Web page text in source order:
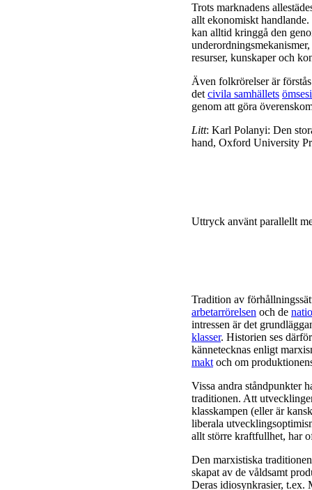
Trots marknadens
allt ekonomiskt
kan alltid kringgå den
resurser, kunskaper och
Även folkrörelser är
det civila samhällets
genom att göra
Litt: Karl Polanyi: Den
hand, Oxford University
Uttryck använt parallellt
Tradition av
arbetarrörelsen och de
intressen är det
klasser. Historien ses
kännetecknas enligt
makt och om
Vissa andra ståndpunkter
traditionen. Att
klasskampen (eller är
liberala
allt större kraftfullhet, har
Den marxistiska
skapat av de våldsamt
Deras idiosynkrasier, t.ex.